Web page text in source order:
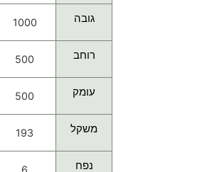
גובה 1000
רוחב 500
עומק 500
משקל 193
נפח 6